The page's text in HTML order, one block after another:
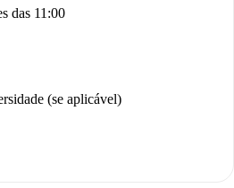
das 11:00
(se aplicável)